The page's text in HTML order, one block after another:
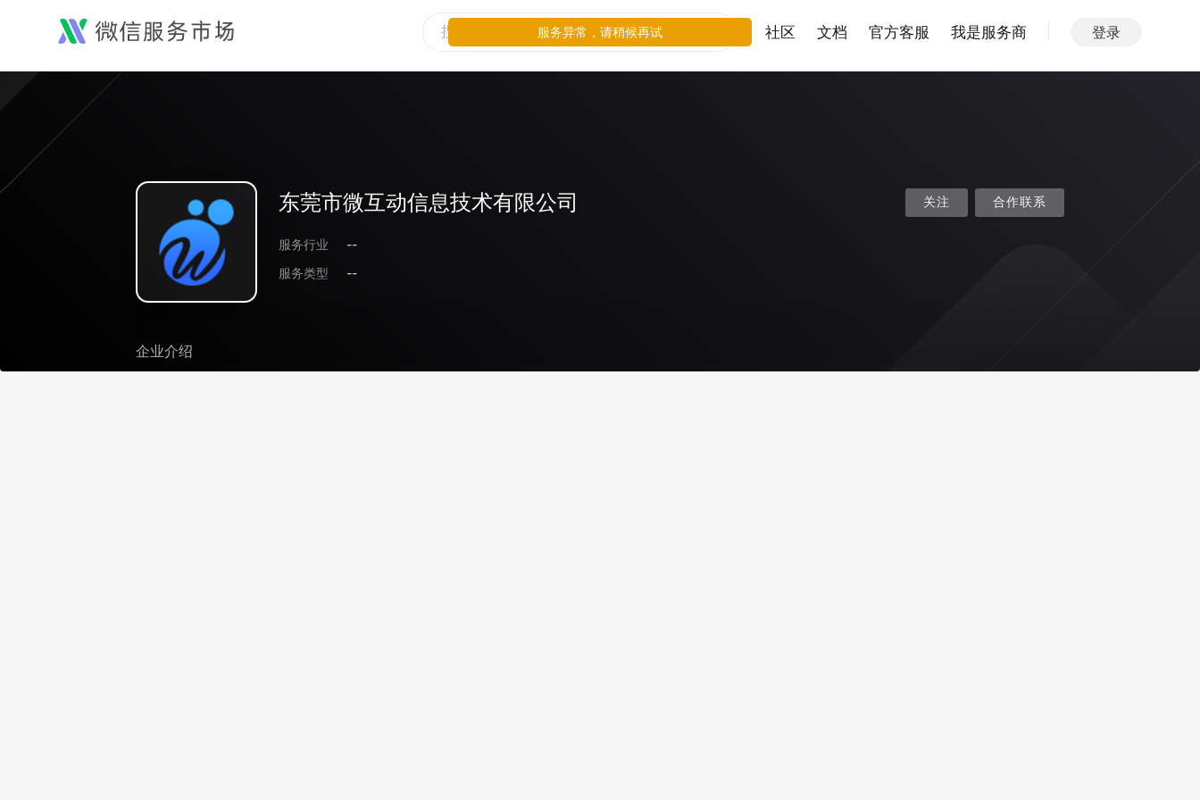
社区 文档 官方客服 我是服务商 登录
东莞市微互动信息技术有限公司
服务行业
--
服务类型
--
关注 合作联系
企业介绍
服务异常，请稍候再试